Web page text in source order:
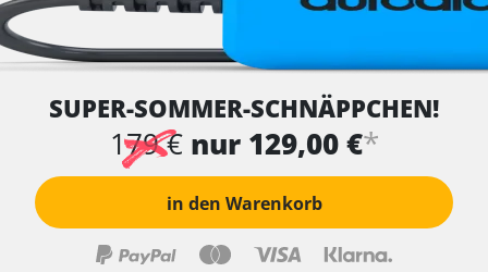
SUPER-SOMMER-SCHNÄPPCHEN!
179 € nur 129,00 €*
in den Warenkorb